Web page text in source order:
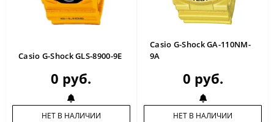
Casio G-Shock GLS-8900-9E
0 руб.
НЕТ В НАЛИЧИИ
Casio G-Shock GA-110NM-
9A
0 руб.
НЕТ В НАЛИЧИИ